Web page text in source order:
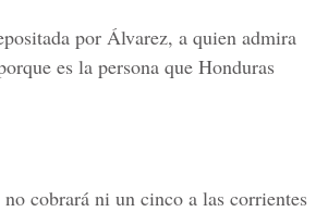
por Álvarez, a quien admira
es la persona que Honduras
cobrará ni un cinco a las corrientes